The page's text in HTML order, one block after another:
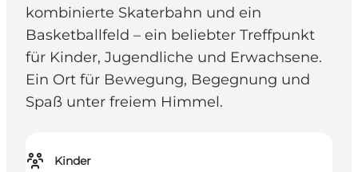
kombinierte Skaterbahn und ein
Basketballfeld – ein beliebter Treffpunkt
für Kinder, Jugendliche und Erwachsene.
Ein Ort für Bewegung, Begegnung und
Spaß unter freiem Himmel.
Kinder